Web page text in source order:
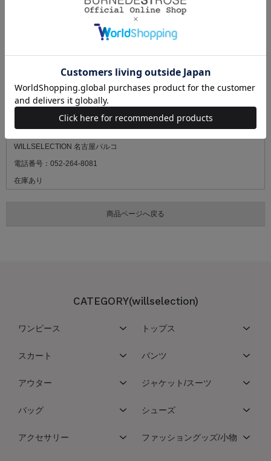
SWINGLE ＆ WILLSELECTION 阪神梅田本店
WILLSELECTION ルミネエスト新宿
電話番号：03-5269-4497
WILLSELECTION 名古屋パルコ
電話番号：052-264-8081
在庫あり
CATEGORY(willselection)
ワンピース トップス
スカート パンツ
アウター ジャケット/スーツ
バッグ シューズ
アクセサリー ファッショングッズ/小物